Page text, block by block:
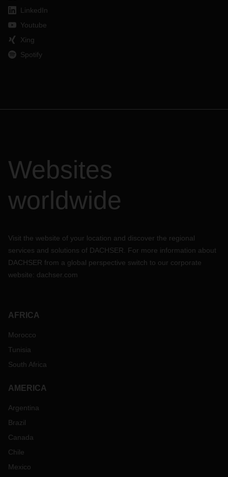
LinkedIn
Youtube
Xing
Spotify
Websites
worldwide
Visit the website of your location and discover the regional
services and solutions of DACHSER. For more information about
DACHSER from a global perspective switch to our corporate
website: dachser.com
AFRICA
Morocco
Tunisia
South Africa
AMERICA
Argentina
Brazil
Canada
Chile
Mexico